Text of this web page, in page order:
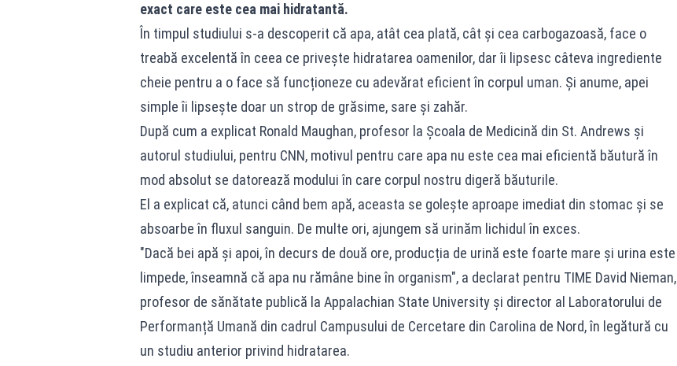
exact care este cea mai hidratantă.
În timpul studiului s-a descoperit că apa, atât cea plată, cât și cea carbogazoasă, face o
treabă excelentă în ceea ce privește hidratarea oamenilor, dar îi lipsesc câteva ingrediente
cheie pentru a o face să funcționeze cu adevărat eficient în corpul uman. Și anume, apei
simple îi lipsește doar un strop de grăsime, sare și zahăr.
După cum a explicat Ronald Maughan, profesor la Școala de Medicină din St. Andrews și
autorul studiului, pentru CNN, motivul pentru care apa nu este cea mai eficientă băutură în
mod absolut se datorează modului în care corpul nostru digeră băuturile.
El a explicat că, atunci când bem apă, aceasta se golește aproape imediat din stomac și se
absoarbe în fluxul sanguin. De multe ori, ajungem să urinăm lichidul în exces.
"Dacă bei apă și apoi, în decurs de două ore, producția de urină este foarte mare și urina este
limpede, înseamnă că apa nu rămâne bine în organism", a declarat pentru TIME David Nieman,
profesor de sănătate publică la Appalachian State University și director al Laboratorului de
Performanță Umană din cadrul Campusului de Cercetare din Carolina de Nord, în legătură cu
un studiu anterior privind hidratarea.